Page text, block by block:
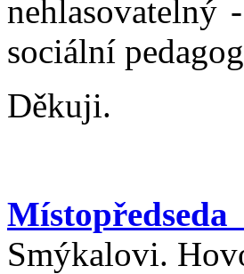
sociální
Děkuji.
Smýkalovi.